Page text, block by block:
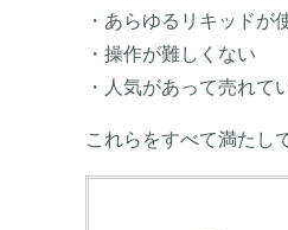
・あらゆるリキッドが
・操作が難しくない
・人気があって売れて
これらをすべて満たし